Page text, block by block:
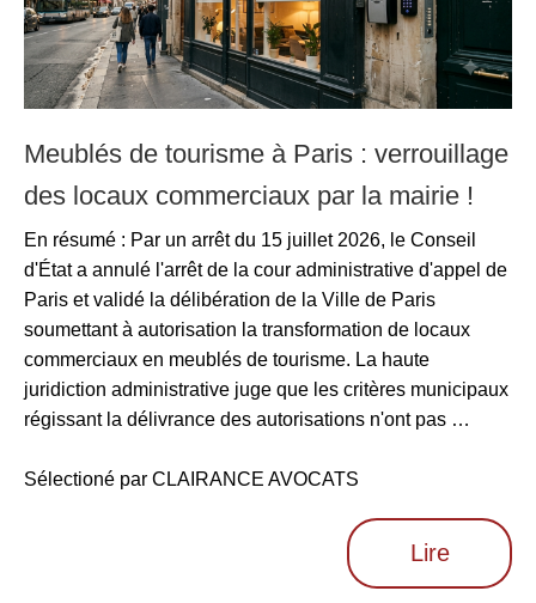
Meublés de tourisme à Paris : verrouillage
des locaux commerciaux par la mairie !
En résumé : Par un arrêt du 15 juillet 2026, le Conseil
d'État a annulé l'arrêt de la cour administrative d'appel de
Paris et validé la délibération de la Ville de Paris
soumettant à autorisation la transformation de locaux
commerciaux en meublés de tourisme. La haute
juridiction administrative juge que les critères municipaux
régissant la délivrance des autorisations n'ont pas …
Sélectioné par CLAIRANCE AVOCATS
Lire